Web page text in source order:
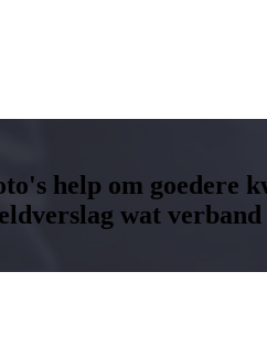
help om goedere
wat